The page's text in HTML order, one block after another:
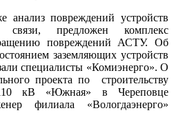
анализ повреждений устройств
предложен комплекс
повреждений АСТУ. Об
заземляющих устройств
специалисты «Комиэнерго». О
проекта по строительству
кВ «Южная» в Череповце
филиала «Вологдаэнерго»